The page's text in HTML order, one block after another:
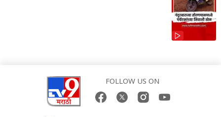
FOLLOW US ON